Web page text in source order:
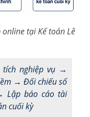
tại Kế toán Lê
nghiệp vụ →
→ Đối chiếu số
Lập báo cáo tài
cuối kỳ